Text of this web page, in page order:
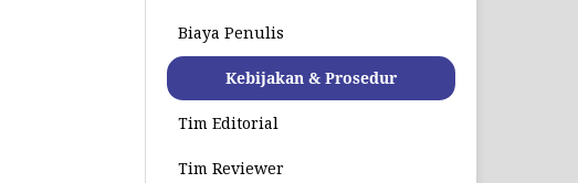
Biaya Penulis
Kebijakan & Prosedur
Tim Editorial
Tim Reviewer